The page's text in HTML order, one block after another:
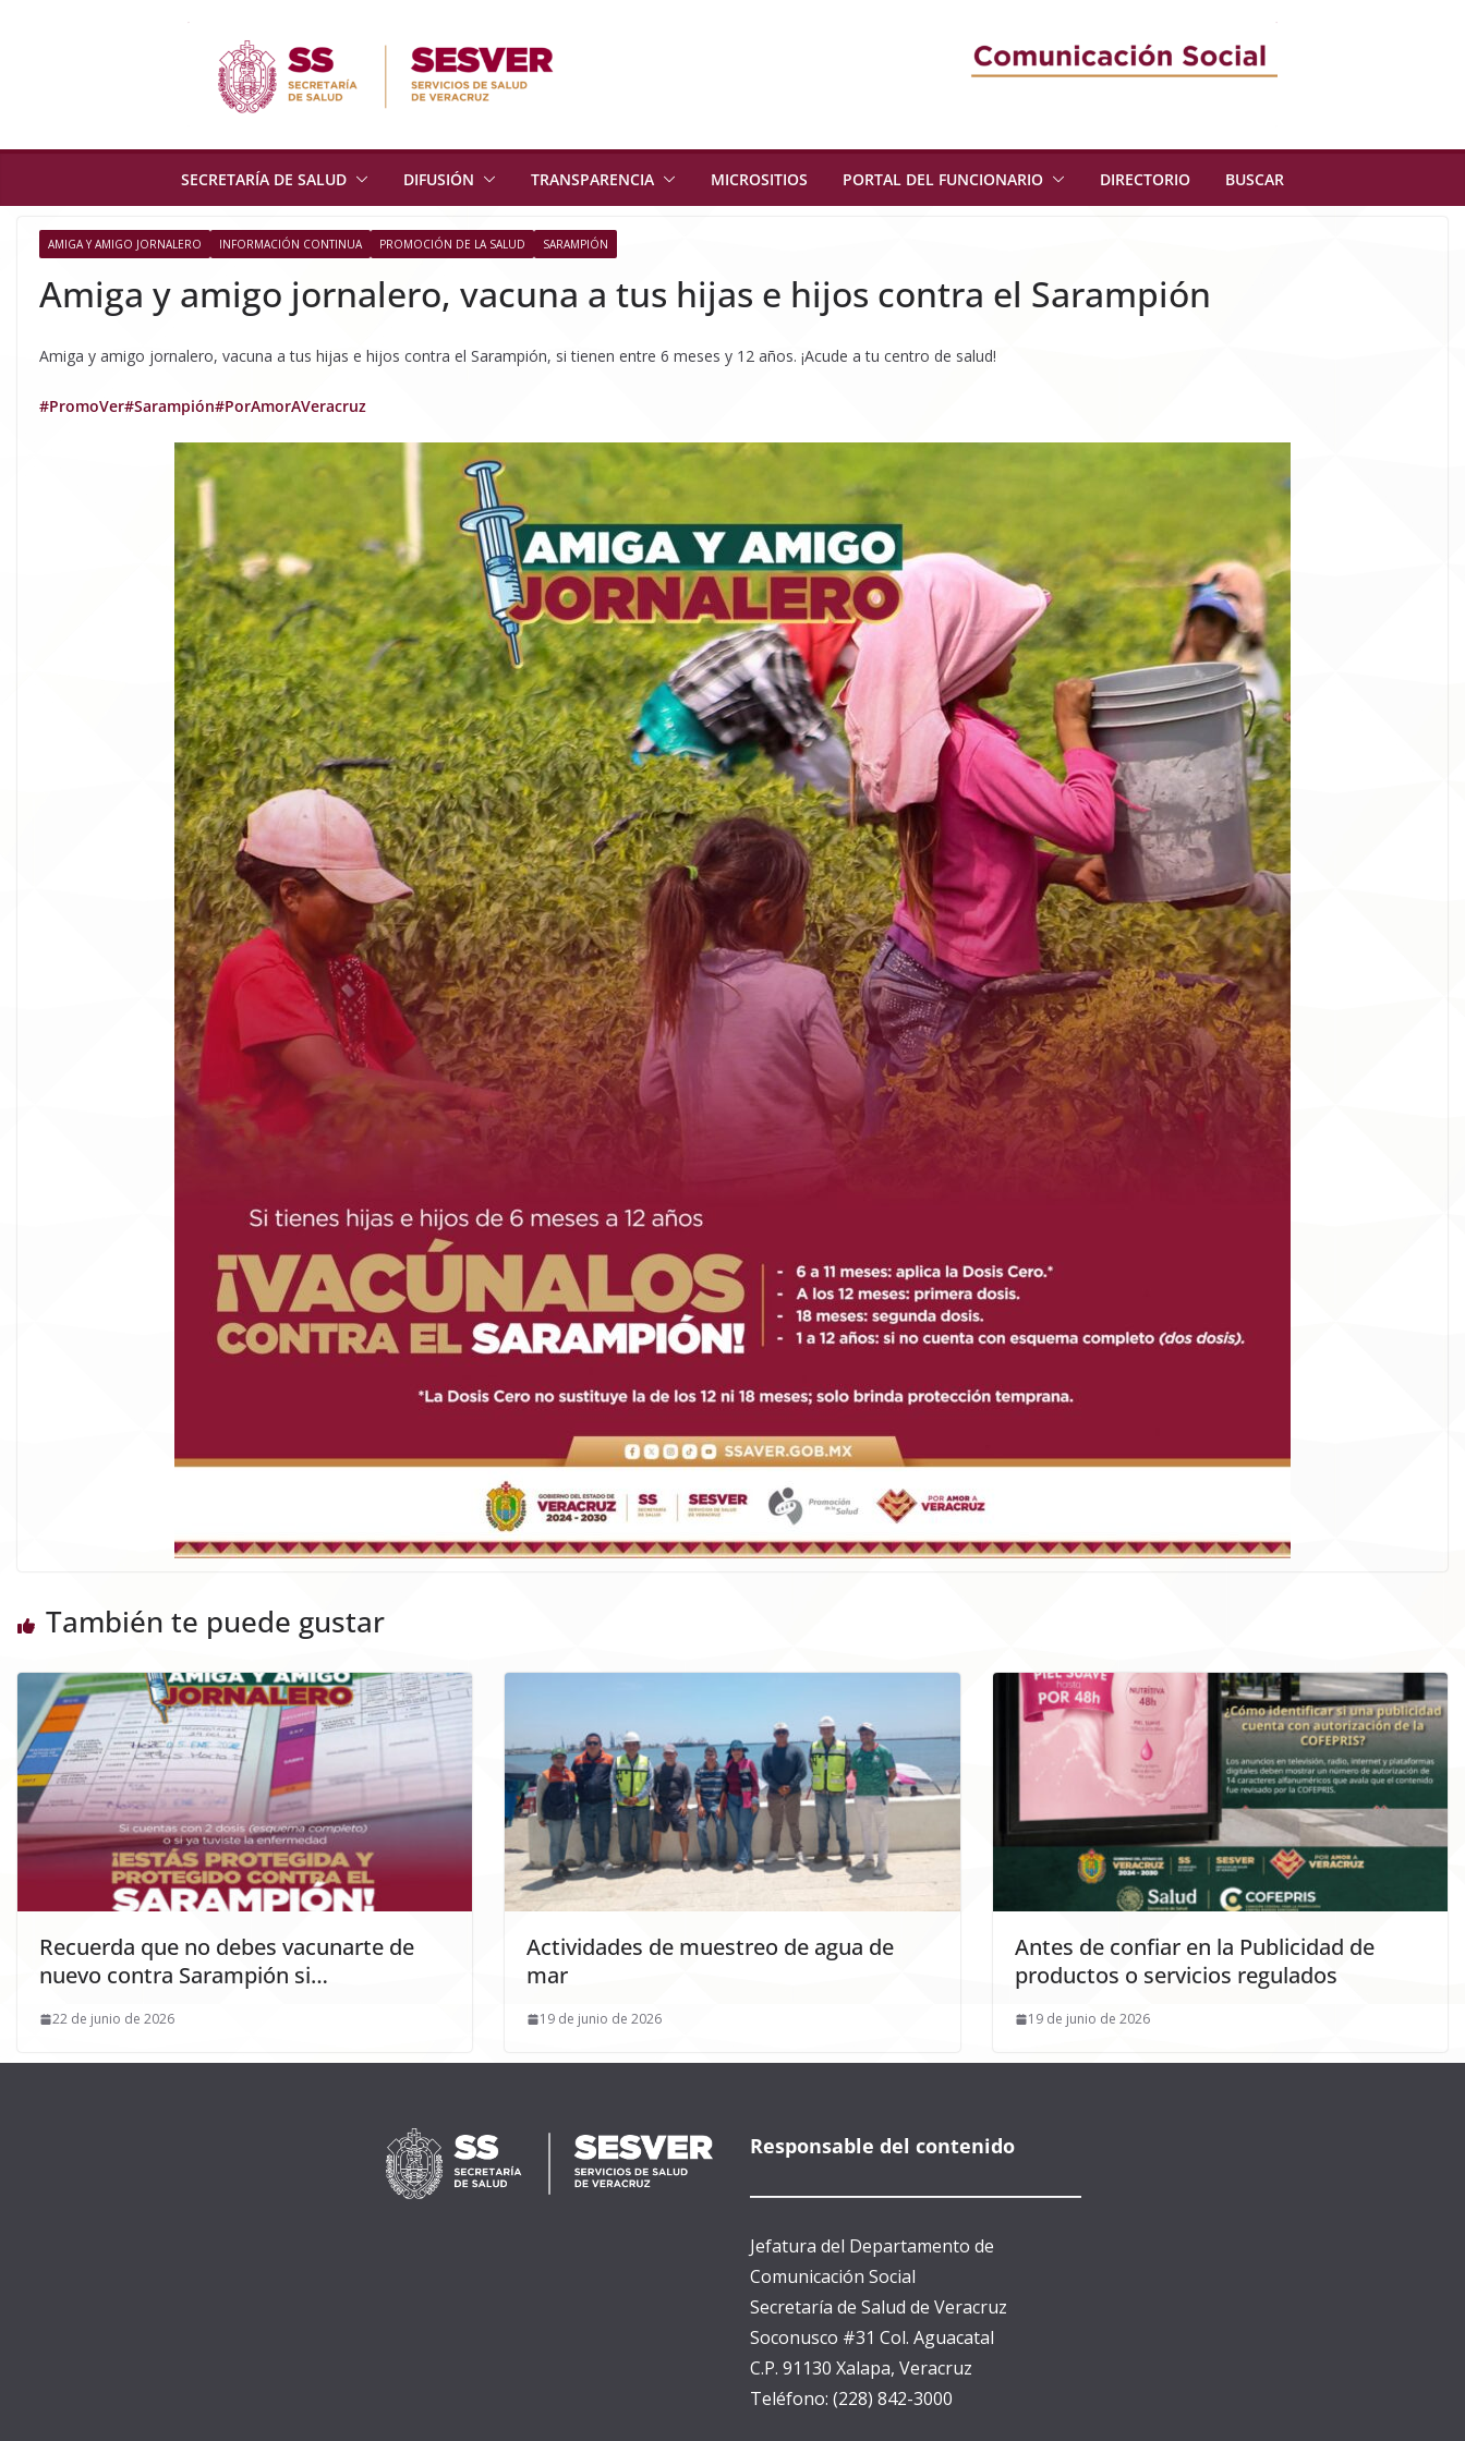
SECRETARÍA DE SALUD DIFUSIÓN TRANSPARENCIA MICROSITIOS PORTAL DEL FUNCIONARIO DIRECTORIO BUSCAR
AMIGA Y AMIGO JORNALERO INFORMACIÓN CONTINUA PROMOCIÓN DE LA SALUD SARAMPIÓN
Amiga y amigo jornalero, vacuna a tus hijas e hijos contra el Sarampión
Amiga y amigo jornalero, vacuna a tus hijas e hijos contra el Sarampión, si tienen entre 6 meses y 12 años. ¡Acude a tu centro de salud!
#PromoVer#Sarampión#PorAmorAVeracruz
También te puede gustar
Recuerda que no debes vacunarte de
nuevo contra Sarampión si…
22 de junio de 2026
Actividades de muestreo de agua de
mar
19 de junio de 2026
Antes de confiar en la Publicidad de
productos o servicios regulados
19 de junio de 2026
Responsable del contenido
Jefatura del Departamento de
Comunicación Social
Secretaría de Salud de Veracruz
Soconusco #31 Col. Aguacatal
C.P. 91130 Xalapa, Veracruz
Teléfono: (228) 842-3000